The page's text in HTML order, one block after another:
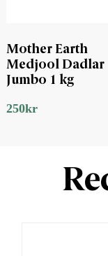
Mother Earth
Medjool Dadlar
Jumbo 1 kg
250kr